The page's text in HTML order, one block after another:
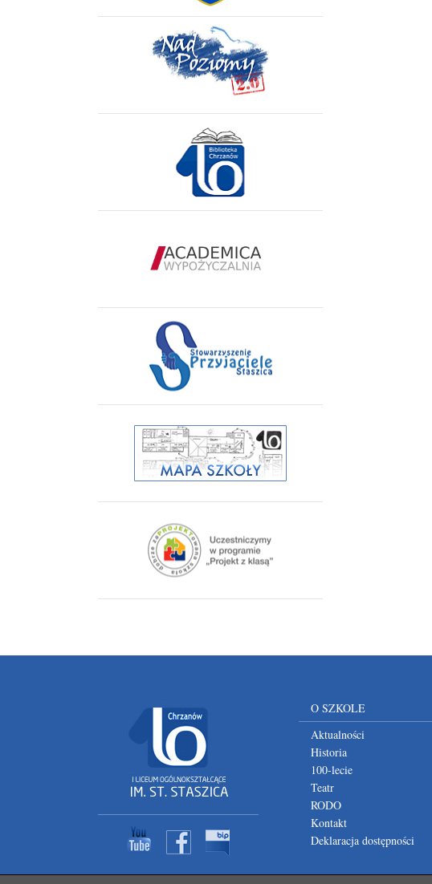
O SZKOLE
Aktualności
Historia
100-lecie
Teatr
RODO
Kontakt
Deklaracja dostępności